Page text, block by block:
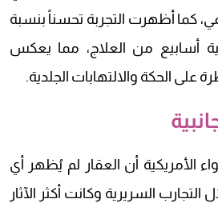
كما أظهرت التجربة تحسناً بنسبة
ثمانية أسابيع من العلاج، مما يعكس
على الحكة والالتهابات الجلدية.
الأمريكية أن العقار لم يُظهر أي
السريرية وكانت أكثر الآثار